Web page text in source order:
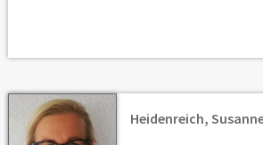
Heidenreich,